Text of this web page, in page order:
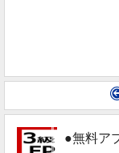
●無料ア